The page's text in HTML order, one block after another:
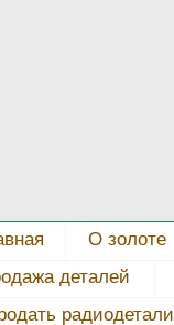
О золоте
деталей
радиодетали